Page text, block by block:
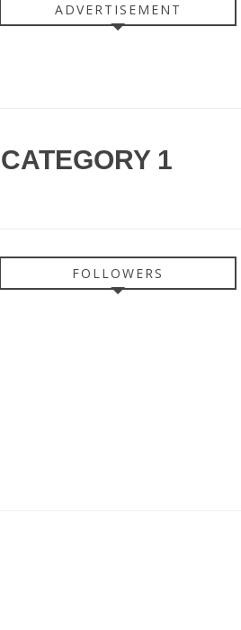
ADVERTISEMENT
CATEGORY 1
FOLLOWERS